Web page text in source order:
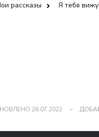
рассказы Я тебя вижу
26.07.2022